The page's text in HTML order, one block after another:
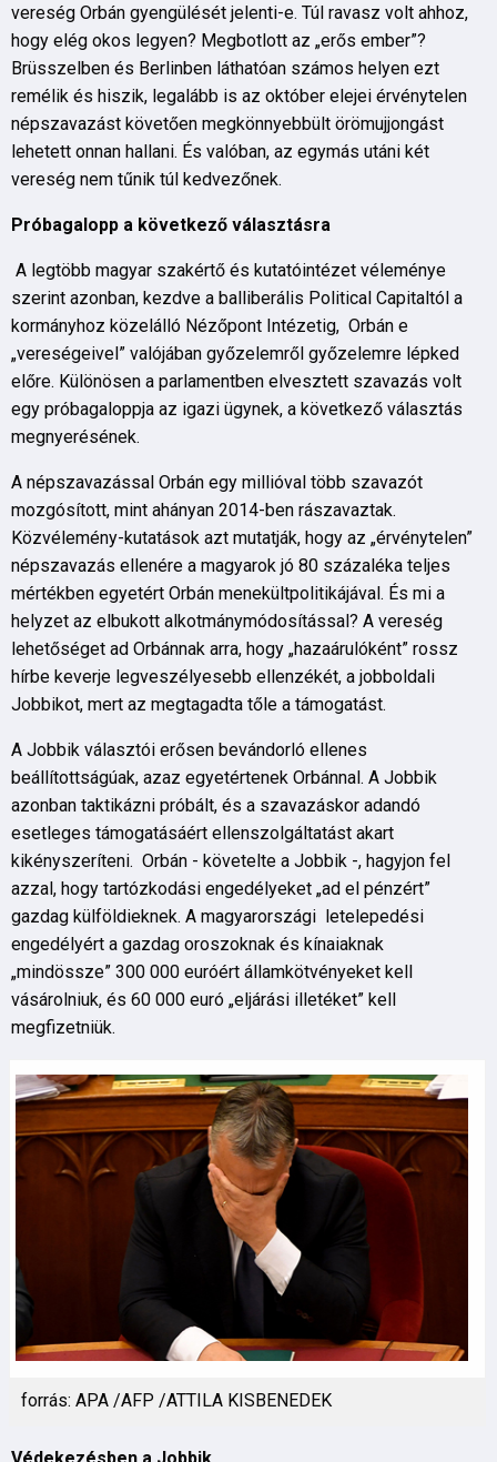
vereség Orbán gyengülését jelenti-e. Túl ravasz volt ahhoz,
hogy elég okos legyen? Megbotlott az „erős ember”?
Brüsszelben és Berlinben láthatóan számos helyen ezt
remélik és hiszik, legalább is az október elejei érvénytelen
népszavazást követően megkönnyebbült örömujjongást
lehetett onnan hallani. És valóban, az egymás utáni két
vereség nem tűnik túl kedvezőnek.
Próbagalopp a következő választásra
A legtöbb magyar szakértő és kutatóintézet véleménye
szerint azonban, kezdve a balliberális Political Capitaltól a
kormányhoz közelálló Nézőpont Intézetig, Orbán e
„vereségeivel” valójában győzelemről győzelemre lépked
előre. Különösen a parlamentben elvesztett szavazás volt
egy próbagaloppja az igazi ügynek, a következő választás
megnyerésének.
A népszavazással Orbán egy millióval több szavazót
mozgósított, mint ahányan 2014-ben rászavaztak.
Közvélemény-kutatások azt mutatják, hogy az „érvénytelen”
népszavazás ellenére a magyarok jó 80 százaléka teljes
mértékben egyetért Orbán menekültpolitikájával. És mi a
helyzet az elbukott alkotmánymódosítással? A vereség
lehetőséget ad Orbánnak arra, hogy „hazaárulóként” rossz
hírbe keverje legveszélyesebb ellenzékét, a jobboldali
Jobbikot, mert az megtagadta tőle a támogatást.
A Jobbik választói erősen bevándorló ellenes
beállítottságúak, azaz egyetértenek Orbánnal. A Jobbik
azonban taktikázni próbált, és a szavazáskor adandó
esetleges támogatásáért ellenszolgáltatást akart
kikényszeríteni. Orbán - követelte a Jobbik -, hagyjon fel
azzal, hogy tartózkodási engedélyeket „ad el pénzért”
gazdag külföldieknek. A magyarországi letelepedési
engedélyért a gazdag oroszoknak és kínaiaknak
„mindössze” 300 000 euróért államkötvényeket kell
vásárolniuk, és 60 000 euró „eljárási illetéket” kell
megfizetniük.
forrás: APA /AFP /ATTILA KISBENEDEK